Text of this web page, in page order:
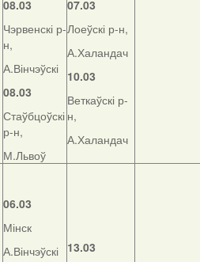
08.03
Чэрвенскі р-
н,
А.Вінчэўскі
08.03
Стаўбцоўскі
р-н,
М.Львоў
07.03
Лоеўскі р-н,
А.Халандач
10.03
Веткаўскі р-
н,
А.Халандач
06.03
Мінск
А.Вінчэўскі
13.03